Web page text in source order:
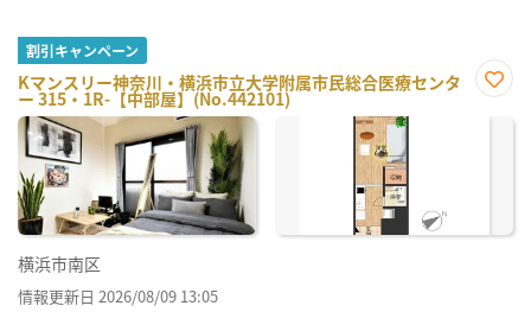
割引キャンペーン
Kマンスリー神奈川・横浜市立大学附属市民総合医療センタ
ー 315・1R-【中部屋】(No.442101)
に入
横浜市南区
情報更新日 2026/08/09 13:05